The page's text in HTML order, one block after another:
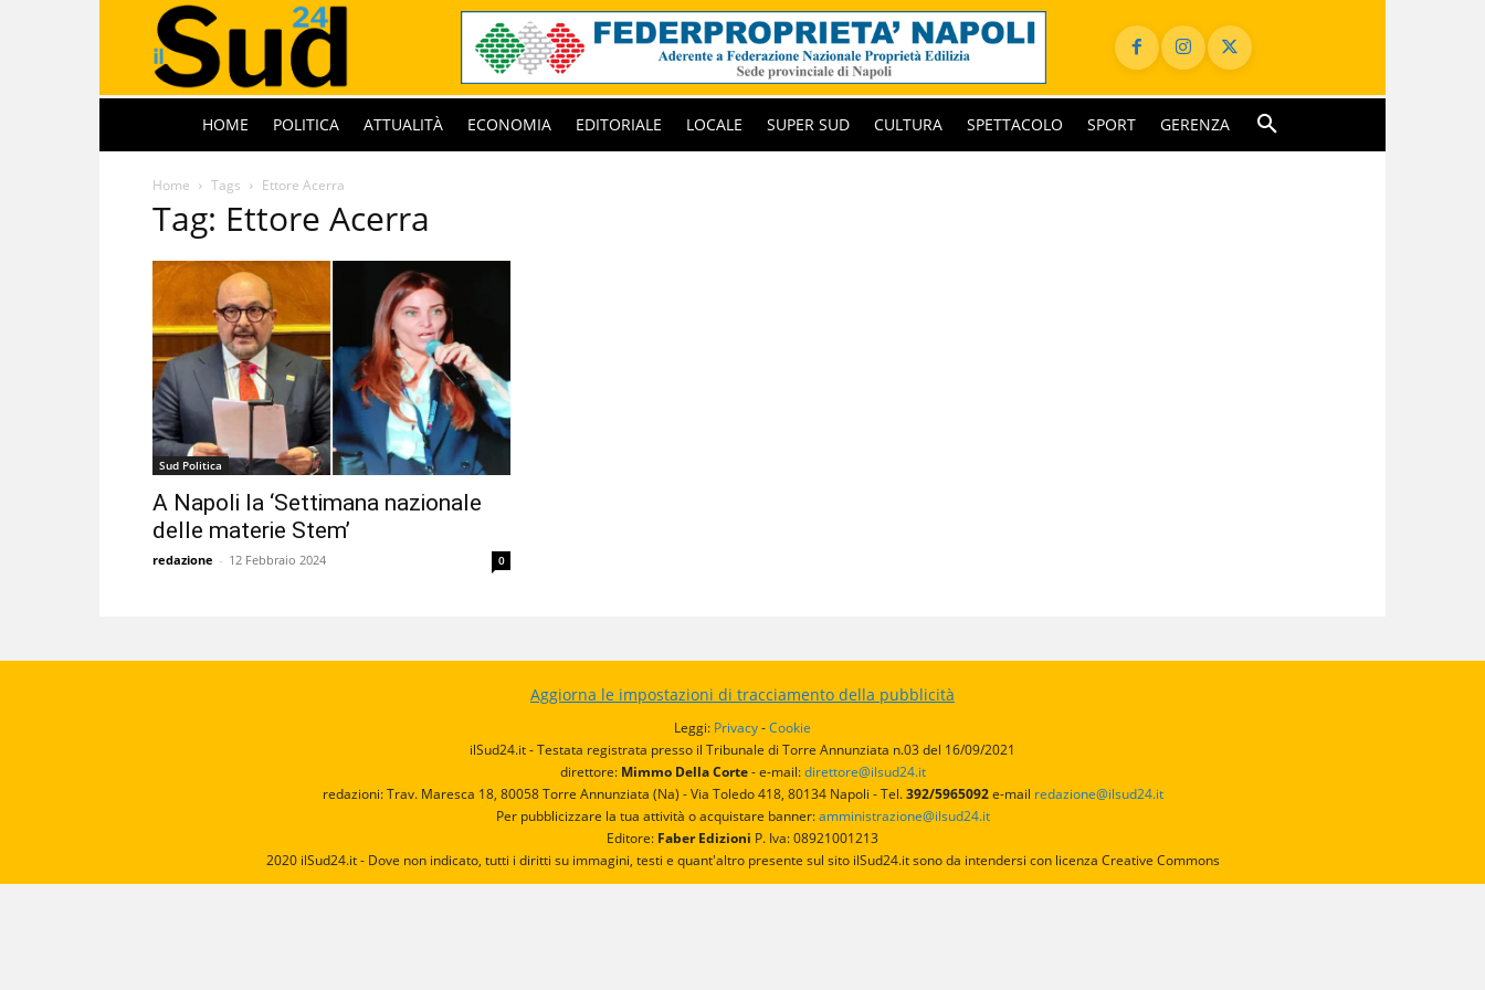
HOME POLITICA ATTUALITÀ ECONOMIA EDITORIALE LOCALE SUPER SUD CULTURA SPETTACOLO SPORT GERENZA
Home Tags Ettore Acerra
Tag: Ettore Acerra
Sud Politica
A Napoli la ‘Settimana nazionale
delle materie Stem’
redazione - 12 Febbraio 2024 0
Aggiorna le impostazioni di tracciamento della pubblicità
Leggi: Privacy-Cookie
ilSud24.it - Testata registrata presso il Tribunale di Torre Annunziata n.03 del 16/09/2021
direttore:Mimmo Della Corte- e-mail:direttore@ilsud24.it
redazioni: Trav. Maresca 18, 80058 Torre Annunziata (Na) - Via Toledo 418, 80134 Napoli - Tel.392/5965092e-mail redazione@ilsud24.it
Per pubblicizzare la tua attività o acquistare banner:amministrazione@ilsud24.it
Editore: Faber Edizioni P. Iva: 08921001213
2020 ilSud24.it - Dove non indicato, tutti i diritti su immagini, testi e quant'altro presente sul sito ilSud24.it sono da intendersi con licenza Creative Commons